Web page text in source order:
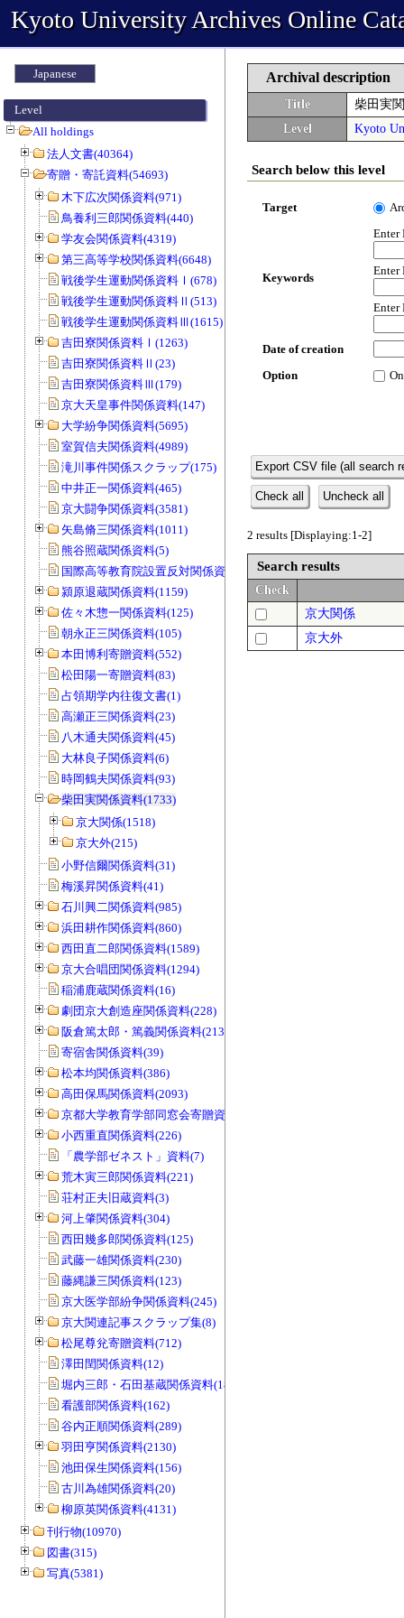
Kyoto University Archives Online
Japanese
Level
All holdings
法人文書(40364)
寄贈・寄託資料(54693)
木下広次関係資料(971)
鳥養利三郎関係資料(440)
学友会関係資料(4319)
第三高等学校関係資料(6648)
戦後学生運動関係資料Ⅰ(678)
戦後学生運動関係資料Ⅱ(513)
戦後学生運動関係資料Ⅲ(1615)
吉田寮関係資料Ⅰ(1263)
吉田寮関係資料Ⅱ(23)
吉田寮関係資料Ⅲ(179)
京大天皇事件関係資料(147)
大学紛争関係資料(5695)
室賀信夫関係資料(4989)
滝川事件関係スクラップ(175)
中井正一関係資料(465)
京大闘争関係資料(3581)
矢島脩三関係資料(1011)
熊谷照蔵関係資料(5)
国際高等教育院設置反対関係資料(20)
潁原退蔵関係資料(1159)
佐々木惣一関係資料(125)
朝永正三関係資料(105)
本田博利寄贈資料(552)
松田陽一寄贈資料(83)
占領期学内往復文書(1)
高瀬正三関係資料(23)
八木通夫関係資料(45)
大林良子関係資料(6)
時岡鶴夫関係資料(93)
柴田実関係資料(1733)
京大関係(1518)
京大外(215)
小野信爾関係資料(31)
梅溪昇関係資料(41)
石川興二関係資料(985)
浜田耕作関係資料(860)
西田直二郎関係資料(1589)
京大合唱団関係資料(1294)
稲浦鹿蔵関係資料(16)
劇団京大創造座関係資料(228)
阪倉篤太郎・篤義関係資料(213)
寄宿舎関係資料(39)
松本均関係資料(386)
高田保馬関係資料(2093)
京都大学教育学部同窓会寄贈資料(963)
小西重直関係資料(226)
「農学部ゼネスト」資料(7)
荒木寅三郎関係資料(221)
荘村正夫旧蔵資料(3)
河上肇関係資料(304)
西田幾多郎関係資料(125)
武藤一雄関係資料(230)
藤縄謙三関係資料(123)
京大医学部紛争関係資料(245)
京大関連記事スクラップ集(8)
松尾尊兊寄贈資料(712)
澤田閏関係資料(12)
堀内三郎・石田基蔵関係資料(189)
看護部関係資料(162)
谷内正順関係資料(289)
羽田亨関係資料(2130)
池田保生関係資料(156)
古川為雄関係資料(20)
柳原英関係資料(4131)
刊行物(10970)
図書(315)
写真(5381)
Archival description
Title
柴田実
Level
Kyoto
Search below this level
Target
Keywords
Enter
Enter
Enter
Date of creation
Option
Export CSV file (all search
Check all Uncheck all
2 results [Displaying:1-2]
Search results
Check
京大関係
京大外